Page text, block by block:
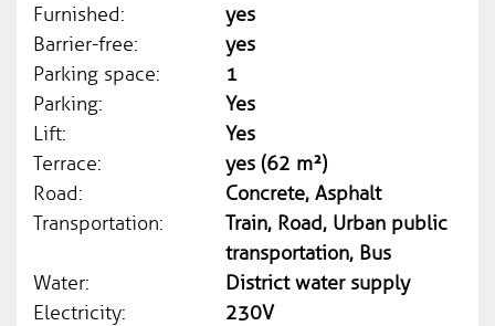
Furnished:
yes
Barrier-free:
yes
Parking space:
1
Parking:
Yes
Lift:
Yes
Terrace:
yes (62 m²)
Road:
Concrete, Asphalt
Transportation:
Train, Road, Urban public
transportation, Bus
Water:
District water supply
Electricity:
230V